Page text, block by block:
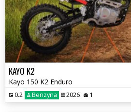
KAYO K2
Kayo 150 K2 Enduro
0.2 Benzyna 2026 1